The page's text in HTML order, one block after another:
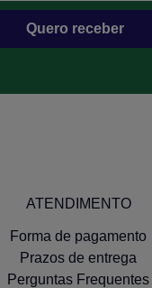
Quero receber
ATENDIMENTO
Forma de pagamento
Prazos de entrega
Perguntas Frequentes